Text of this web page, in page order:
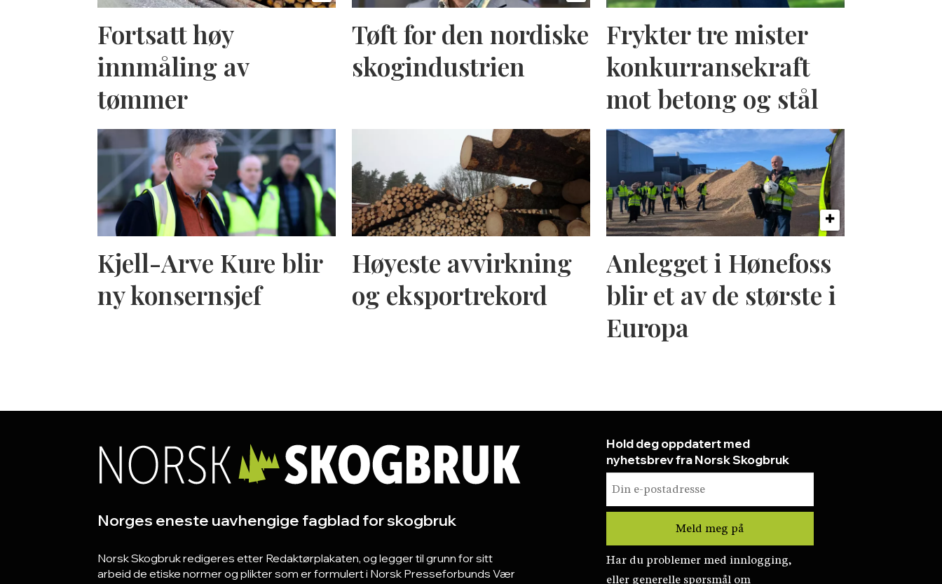
Fortsatt høy
innmåling av
tømmer
Tøft for den nordiske
skogindustrien
Frykter tre mister
konkurransekraft
mot betong og stål
Kjell-Arve Kure blir
ny konsernsjef
Høyeste avvirkning
og eksportrekord
Anlegget i Hønefoss
blir et av de største i
Europa
Norges eneste uavhengige fagblad for skogbruk
Norsk Skogbruk redigeres etter Redaktørplakaten, og legger til grunn for sitt
arbeid de etiske normer og plikter som er formulert i Norsk Presseforbunds Vær
Hold deg oppdatert med
nyhetsbrev fra Norsk Skogbruk
Har du problemer med innlogging,
eller generelle spørsmål om